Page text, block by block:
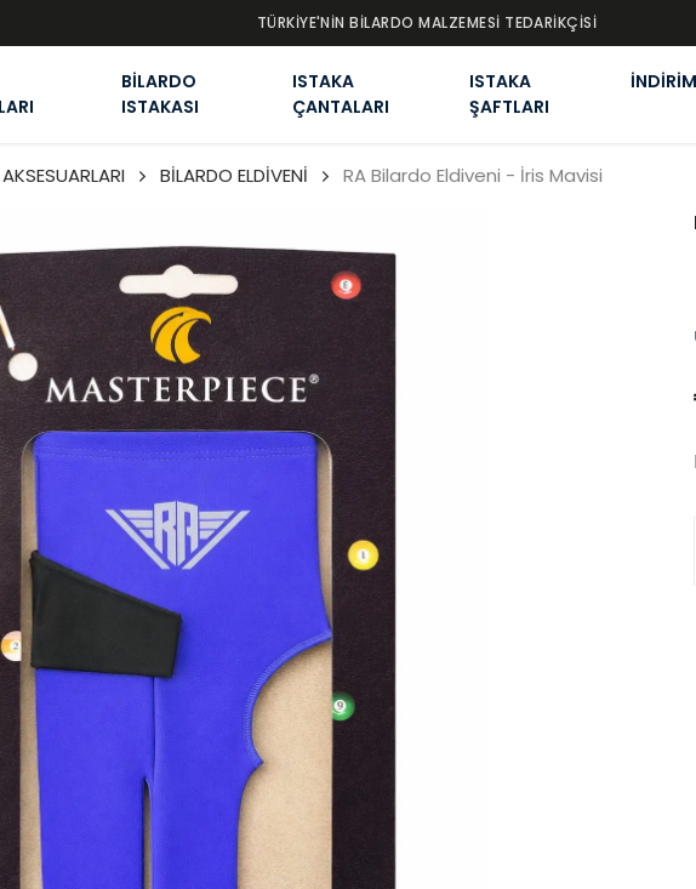
TÜRKİYE'NİN BİLARDO MALZEMESİ TEDARİKÇİSİ
BİLARDO
ISTAKASI
ISTAKA
ÇANTALARI
ISTAKA
ŞAFTLARI
İNDİRİM
BİLARDO ELDİVENİ RA Bilardo Eldiveni - İris Mavisi